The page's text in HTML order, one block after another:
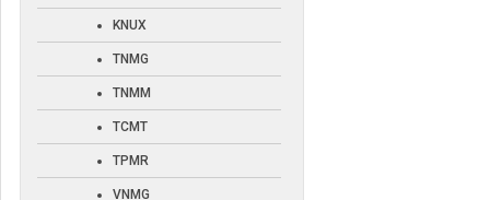
KNUX
TNMG
TNMM
TCMT
TPMR
VNMG